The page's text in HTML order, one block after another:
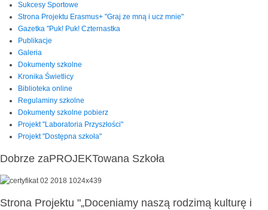
Sukcesy Sportowe
Strona Projektu Erasmus+ "Graj ze mną i ucz mnie"
Gazetka "Puk! Puk! Czternastka
Publikacje
Galeria
Dokumenty szkolne
Kronika Świetlicy
Biblioteka online
Regulaminy szkolne
Dokumenty szkolne pobierz
Projekt "Laboratoria Przyszłości"
Projekt "Dostępna szkoła"
Dobrze zaPROJEKTowana Szkoła
Strona Projektu "„Doceniamy naszą rodzimą kulturę i